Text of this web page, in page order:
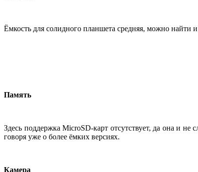
Ёмкость для солидного планшета средняя, можно найти
Память
Здесь поддержка MicroSD-карт отсутствует, да она и
говоря уже о более ёмких версиях.
Камера